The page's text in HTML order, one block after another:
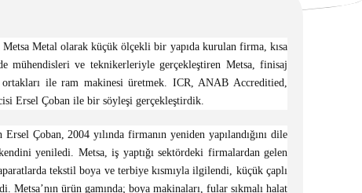
Metal olarak küçük ölçekli bir yapıda kurulan firma, kısa
mühendisleri ve teknikerleriyle gerçekleştiren Metsa, finisaj
ortakları ile ram makinesi üretmek. ICR, ANAB Accreditied,
Ersel Çoban ile bir söyleşi gerçekleştirdik.
Çoban, 2004 yılında firmanın yeniden yapılandığını dile
yeniledi. Metsa, iş yaptığı sektördeki firmalardan gelen
tekstil boya ve terbiye kısmıyla ilgilendi, küçük çaplı
ürün gamında; boya makinaları, fular sıkmalı halat